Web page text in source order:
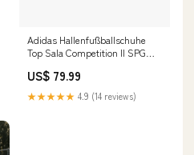
Adidas Hallenfußballschuhe
Top Sala Competition II SPG
Nachwuchs
US$ 79.99
★★★★★ 4.9 (14 reviews)